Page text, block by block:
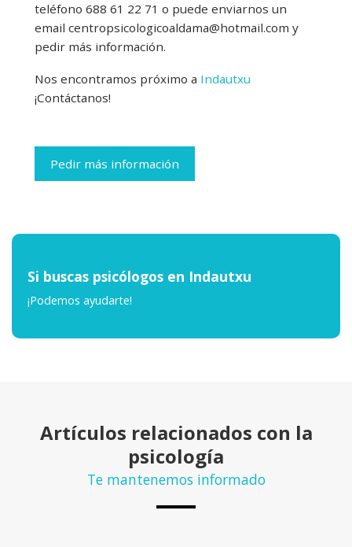
teléfono 688 61 22 71 o puede enviarnos un
email centropsicologicoaldama@hotmail.com y
pedir más información.
Nos encontramos próximo a Indautxu
¡Contáctanos!
Pedir más información
Si buscas psicólogos en Indautxu
¡Podemos ayudarte!
Artículos relacionados con la
psicología
Te mantenemos informado